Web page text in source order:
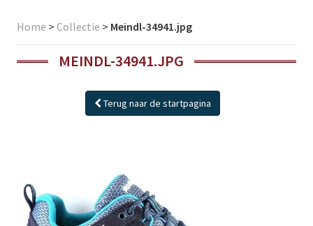
Home > Collectie > Meindl-34941.jpg
MEINDL-34941.JPG
Terug naar de startpagina